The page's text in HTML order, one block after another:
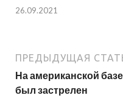
26.09.2021
ПРЕДЫДУЩАЯ
На американской базе
был застрелен